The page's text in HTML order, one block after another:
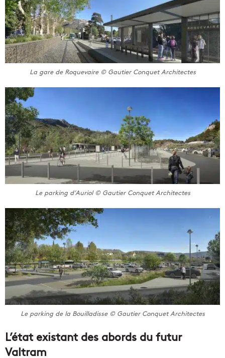
La gare de Roquevaire © Gautier Conquet Architectes
Le parking d’Auriol © Gautier Conquet Architectes
Le parking de la Bouilladisse © Gautier Conquet Architectes
L’état existant des abords du futur
Valtram